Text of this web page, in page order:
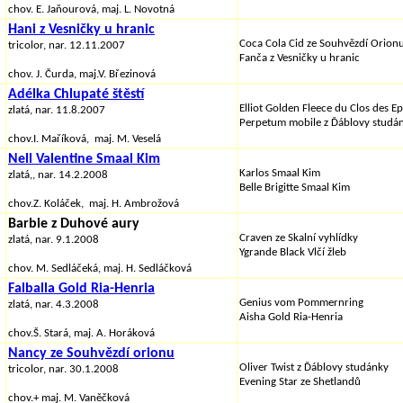
chov. E. Jaňourová, maj. L. Novotná
Hani z Vesničky u hranic
tricolor, nar. 12.11.2007
chov. J. Čurda, maj.V. Březinová
Coca Cola Cid ze Souhvězdí Orionu
Fanča z Vesničky u hranic
Adélka Chlupaté štěstí
zlatá, nar. 11.8.2007
chov.I. Maříková, maj. M. Veselá
Elliot Golden Fleece du Clos des
Perpetum mobile z Ďáblovy
Nell Valentine Smaal Kim
zlatá,, nar. 14.2.2008
chov.Z. Koláček, maj. H. Ambrožová
Karlos Smaal Kim
Belle Brigitte Smaal Kim
Barbie z Duhové aury
zlatá, nar. 9.1.2008
chov. M. Sedláčeká, maj. H. Sedláčková
Craven ze Skalní vyhlídky
Ygrande Black Vlčí žleb
Falballa Gold Ria-Henria
zlatá, nar. 4.3.2008
chov.Š. Stará, maj. A. Horáková
Genius vom Pommernring
Aisha Gold Ria-Henria
Nancy ze Souhvězdí orionu
tricolor, nar. 30.1.2008
chov.+ maj. M. Vaněčková
Oliver Twist z Ďáblovy studánky
Evening Star ze Shetlandů